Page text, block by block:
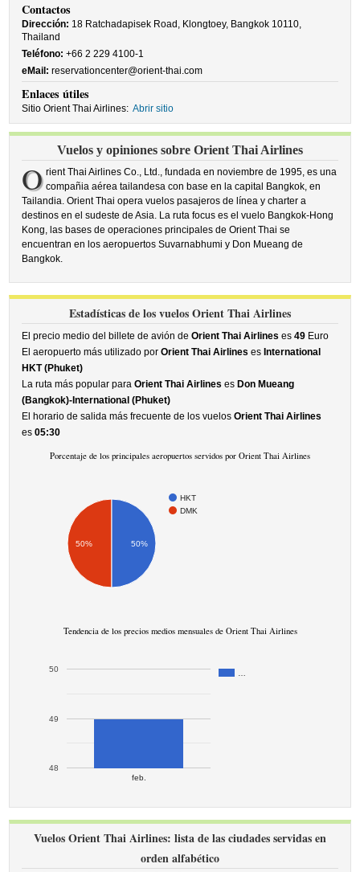
Contactos
Dirección: 18 Ratchadapisek Road, Klongtoey, Bangkok 10110,
Thailand
Teléfono: +66 2 229 4100-1
eMail: reservationcenter@orient-thai.com
Enlaces útiles
Sitio Orient Thai Airlines: Abrir sitio
Vuelos y opiniones sobre Orient Thai Airlines
O rient Thai Airlines Co., Ltd., fundada en noviembre de 1995, es una
compañia aérea tailandesa con base en la capital Bangkok, en
Tailandia. Orient Thai opera vuelos pasajeros de línea y charter a
destinos en el sudeste de Asia. La ruta focus es el vuelo Bangkok-Hong
Kong, las bases de operaciones principales de Orient Thai se
encuentran en los aeropuertos Suvarnabhumi y Don Mueang de
Bangkok.
Estadísticas de los vuelos Orient Thai Airlines
El precio medio del billete de avión deOrient Thai Airlines es49 Euro
El aeropuerto más utilizado porOrient Thai Airlines es International
HKT (Phuket)
La ruta más popular paraOrient Thai Airlines es Don Mueang
(Bangkok)-International (Phuket)
El horario de salida más frecuente de los vuelosOrient Thai Airlines
es05:30
Porcentaje de los principales aeropuertos servidos por Orient Thai Airlines
HKT
DMK
50% 50%
Tendencia de los precios medios mensuales de Orient Thai Airlines
feb.
48
49
50
Vuelos Orient Thai Airlines: lista de las ciudades servidas en
orden alfabético